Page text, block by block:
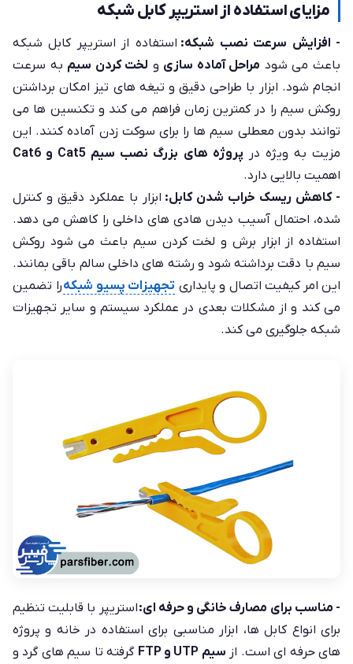
مزایای استفاده از استریپر کابل شبکه
- افزایش سرعت نصب شبکه: استفاده از استریپر کابل شبکه
باعث می شود مراحل آماده سازی و لخت کردن سیم به سرعت
انجام شود. ابزار با طراحی دقیق و تیغه های تیز امکان برداشتن
روکش سیم را در کمترین زمان فراهم می کند و تکنسین ها می
توانند بدون معطلی سیم ها را برای سوکت زدن آماده کنند. این
مزیت به ویژه در پروژه های بزرگ نصب سیم Cat5 و Cat6
اهمیت بالایی دارد.
- کاهش ریسک خراب شدن کابل: ابزار با عملکرد دقیق و کنترل
شده، احتمال آسیب دیدن هادی های داخلی را کاهش می دهد.
استفاده از ابزار برش و لخت کردن سیم باعث می شود روکش
سیم با دقت برداشته شود و رشته های داخلی سالم باقی بمانند.
این امر کیفیت اتصال و پایداری تجهیزات پسیو شبکهرا تضمین
می کند و از مشکلات بعدی در عملکرد سیستم و سایر تجهیزات
شبکه جلوگیری می کند.
- مناسب برای مصارف خانگی و حرفه ای:استریپر با قابلیت تنظیم
برای انواع کابل ها، ابزار مناسبی برای استفاده در خانه و پروژه
های حرفه ای است. از سیم UTP و FTP
گرفته تا سیم های گرد و